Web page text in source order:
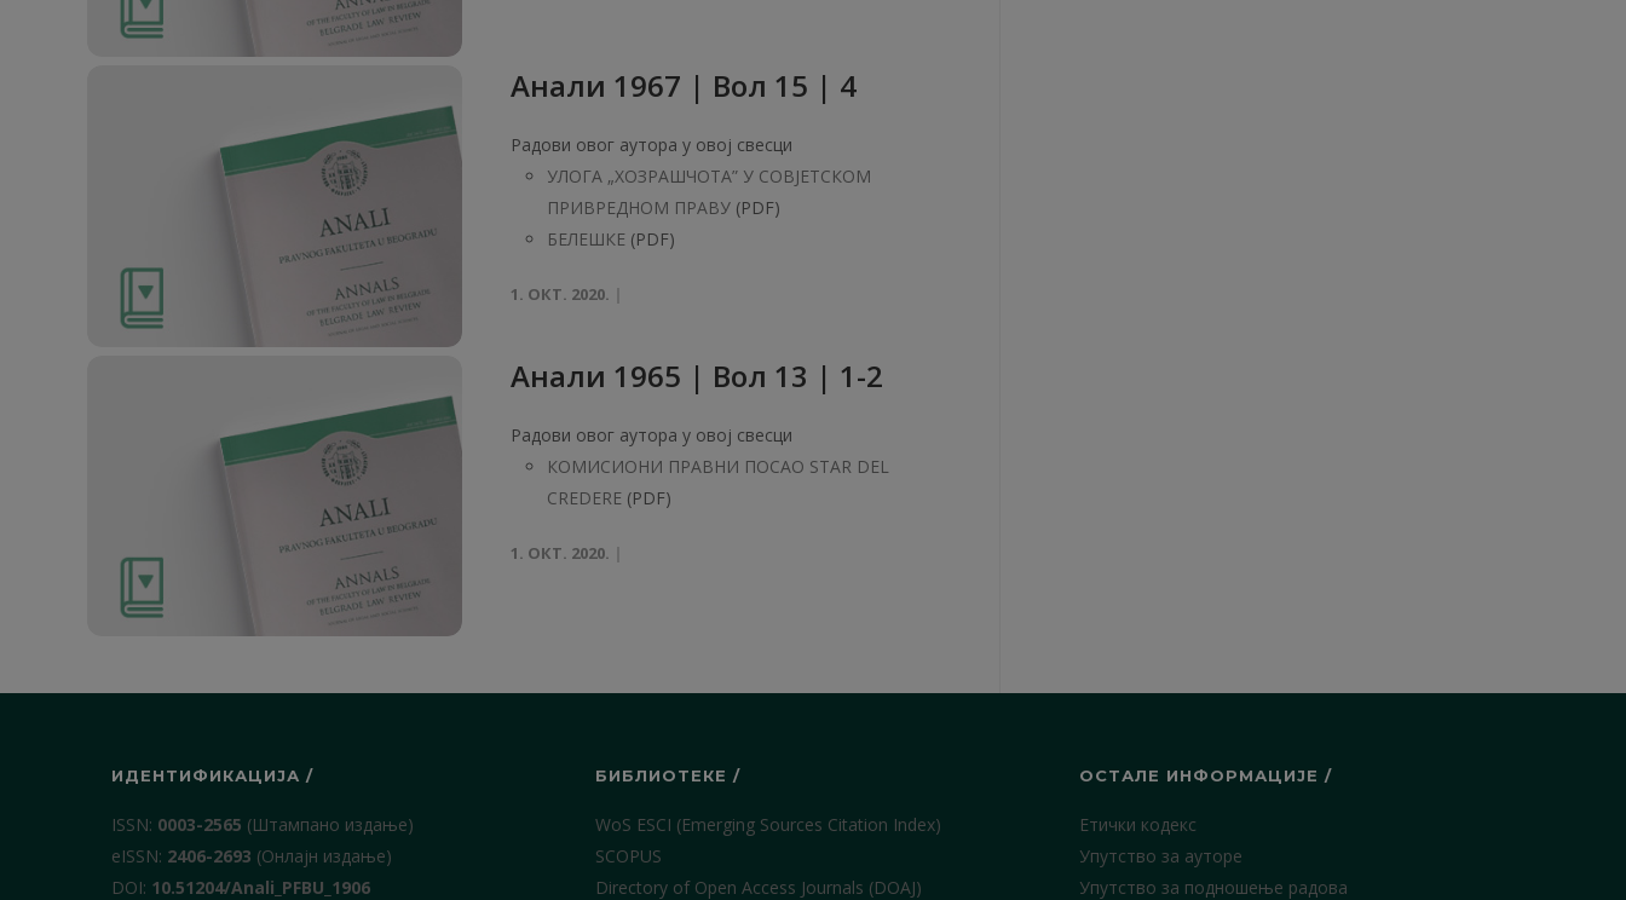
Анaли 1967 | Вол 15 | 4
Радови овог аутора у овој свесци
УЛОГА „ХОЗРАШЧОТА” У СОВЈЕТСКОМ
ПРИВРЕДНОМ ПРАВУ (PDF)
БЕЛЕШКЕ (PDF)
1. ОКТ. 2020.
Анaли 1965 | Вол 13 | 1-2
Радови овог аутора у овој свесци
КОМИСИОНИ ПРАВНИ ПОСАО STAR DEL
CREDERE (PDF)
1. ОКТ. 2020.
ИДЕНТИФИКАЦИЈА /
ISSN: 0003-2565 (Штампано издање)
еISSN: 2406-2693 (Онлајн издање)
DOI: 10.51204/Anali_PFBU_1906
БИБЛИОТЕКЕ /
WoS ESCI (Emerging Sources Citation Index)
SCOPUS
Directory of Open Access Journals (DOAJ)
ОСТАЛЕ ИНФОРМАЦИЈЕ /
Етички кодекс
Упутство за ауторе
Упутство за подношење радова